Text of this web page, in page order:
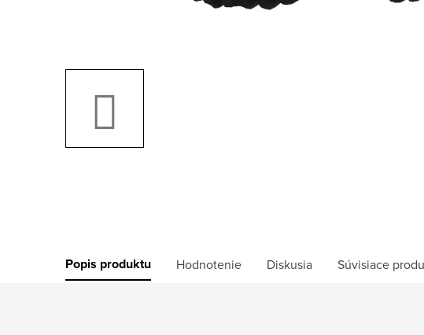
Popis produktu Hodnotenie Diskusia Súvisiace